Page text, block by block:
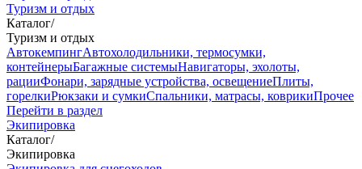
Туризм и отдых
Каталог/
Туризм и отдых
АвтокемпингАвтохолодильники, термосумки,
контейнерыБагажные системыНавигаторы, эхолоты,
рацииФонари, зарядные устройства, освещениеПлиты,
горелкиРюкзаки и сумкиСпальники, матрасы, коврикиПрочее
Перейти в раздел
Экипировка
Каталог/
Экипировка